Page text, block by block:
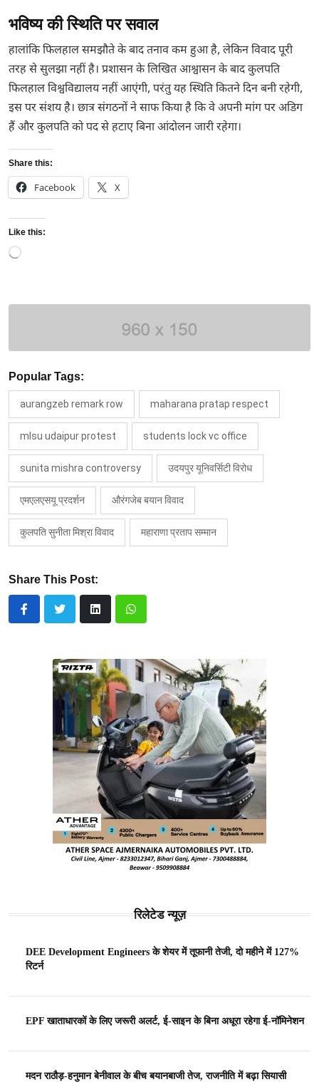
भविष्य की स्थिति पर सवाल
हालांकि फिलहाल समझौते के बाद तनाव कम हुआ है, लेकिन विवाद पूरी
तरह से सुलझा नहीं है। प्रशासन के लिखित आश्वासन के बाद कुलपति
फिलहाल विश्वविद्यालय नहीं आएंगी, परंतु यह स्थिति कितने दिन बनी रहेगी,
इस पर संशय है। छात्र संगठनों ने साफ किया है कि वे अपनी मांग पर अडिग
हैं और कुलपति को पद से हटाए बिना आंदोलन जारी रहेगा।
Share this:
Facebook X
Like this:
Loading…
Popular Tags:
aurangzeb remark row maharana pratap respect
mlsu udaipur protest students lock vc office
sunita mishra controversy उदयपुर यूनिवर्सिटी विरोध
एमएलएसयू प्रदर्शन औरंगजेब बयान विवाद
कुलपति सुनीता मिश्रा विवाद महाराणा प्रताप सम्मान
Share This Post:
रिलेटेड न्यूज़
DEE Development Engineers के शेयर में तूफानी तेजी, दो महीने में 127%
रिटर्न
EPF खाताधारकों के लिए जरूरी अलर्ट, ई-साइन के बिना अधूरा रहेगा ई-नॉमिनेशन
मदन राठौड़-हनुमान बेनीवाल के बीच बयानबाजी तेज, राजनीति में बढ़ा सियासी